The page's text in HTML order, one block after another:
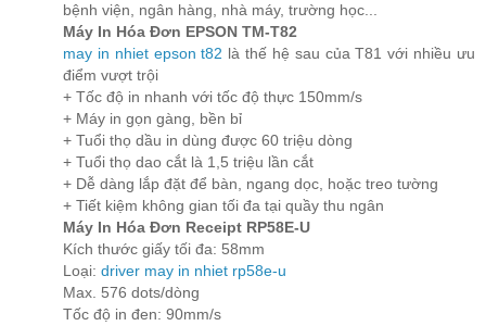
bệnh viện, ngân hàng, nhà máy, trường học...
Máy In Hóa Đơn EPSON TM-T82
may in nhiet epson t82 là thế hệ sau của T81 với nhiều ưu
điểm vượt trội
+ Tốc độ in nhanh với tốc độ thực 150mm/s
+ Máy in gọn gàng, bền bỉ
+ Tuổi thọ dầu in dùng được 60 triệu dòng
+ Tuổi thọ dao cắt là 1,5 triệu lần cắt
+ Dễ dàng lắp đặt để bàn, ngang dọc, hoặc treo tường
+ Tiết kiệm không gian tối đa tại quầy thu ngân
Máy In Hóa Đơn Receipt RP58E-U
Kích thước giấy tối đa: 58mm
Loại: driver may in nhiet rp58e-u
Max. 576 dots/dòng
Tốc độ in đen: 90mm/s